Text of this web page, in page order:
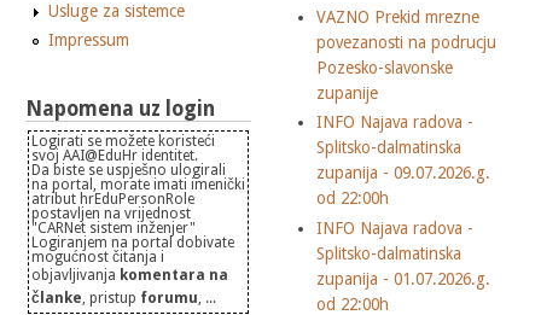
Usluge za sistemce
Impressum
Napomena uz login
Logirati se možete koristeći
svoj AAI@EduHr identitet.
Da biste se uspješno ulogirali
na portal, morate imati imenički
atribut hrEduPersonRole
postavljen na vrijednost
"CARNet sistem inženjer"
Logiranjem na portal dobivate
mogućnost čitanja i
objavljivanja komentara na
članke, pristup forumu, ...
VAZNO Prekid mrezne
povezanosti na podrucju
Pozesko-slavonske
zupanije
INFO Najava radova -
Splitsko-dalmatinska
zupanija - 09.07.2026.g.
od 22:00h
INFO Najava radova -
Splitsko-dalmatinska
zupanija - 01.07.2026.g.
od 22:00h